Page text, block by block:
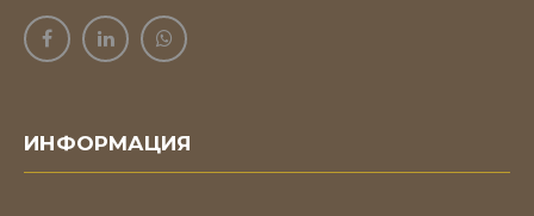
ИНФОРМАЦИЯ